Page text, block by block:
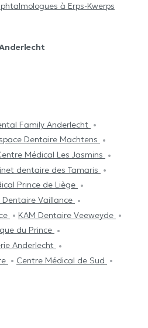
à Erps-Kwerps
Family Anderlecht
Dentaire Machtens
Médical Les Jasmins
dentaire des Tamaris
Prince de Liège
Dentaire Vaillance
KAM Dentaire Veeweyde
du Prince
Anderlecht
Centre Médical de Sud